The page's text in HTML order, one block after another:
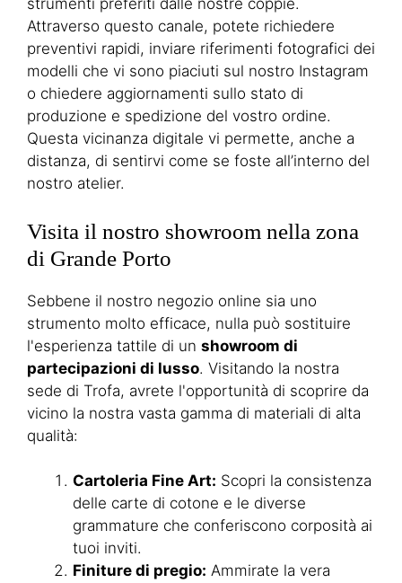
strumenti preferiti dalle nostre coppie.
Attraverso questo canale, potete richiedere
preventivi rapidi, inviare riferimenti fotografici dei
modelli che vi sono piaciuti sul nostro Instagram
o chiedere aggiornamenti sullo stato di
produzione e spedizione del vostro ordine.
Questa vicinanza digitale vi permette, anche a
distanza, di sentirvi come se foste all’interno del
nostro atelier.
Visita il nostro showroom nella zona
di Grande Porto
Sebbene il nostro negozio online sia uno
strumento molto efficace, nulla può sostituire
l'esperienza tattile di un showroom di
partecipazioni di lusso. Visitando la nostra
sede di Trofa, avrete l'opportunità di scoprire da
vicino la nostra vasta gamma di materiali di alta
qualità:
Cartoleria Fine Art: Scopri la consistenza
delle carte di cotone e le diverse
grammature che conferiscono corposità ai
tuoi inviti.
Finiture di pregio: Ammirate la vera